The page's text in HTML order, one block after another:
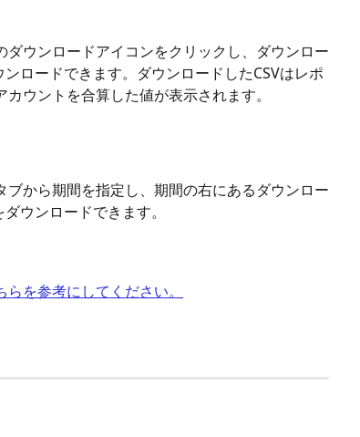
ウンロードアイコンをクリックし、ダウンロー
ロードできます。ダウンロードしたCSVはレポ
ウントを合算した値が表示されます。
から期間を指定し、期間の右にあるダウンロー
ウンロードできます。
を参考にしてください。